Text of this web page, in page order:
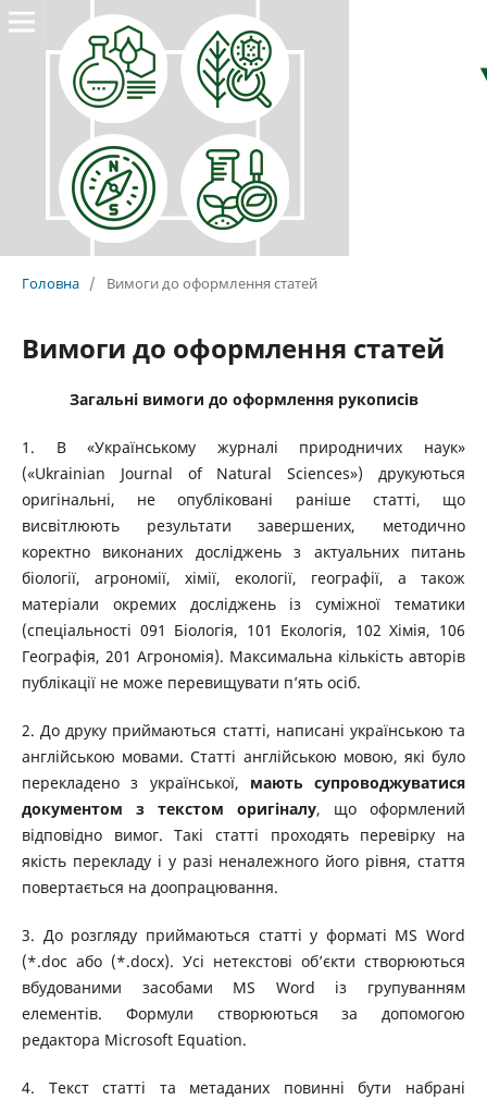
Головна / Вимоги до оформлення статей
Вимоги до оформлення статей
Загальні вимоги до оформлення рукописів
1. В «Українському журналі природничих наук»
(«Ukrainian Journal of Natural Sciences») друкуються
оригінальні, не опубліковані раніше статті, що
висвітлюють результати завершених, методично
коректно виконаних досліджень з актуальних питань
біології, агрономії, хімії, екології, географії, а також
матеріали окремих досліджень із суміжної тематики
(спеціальності 091 Біологія, 101 Екологія, 102 Хімія, 106
Географія, 201 Агрономія). Максимальна кількість авторів
публікації не може перевищувати п’ять осіб.
2. До друку приймаються статті, написані українською та
англійською мовами. Статті англійською мовою, які було
перекладено з української, мають супроводжуватися
документом з текстом оригіналу, що оформлений
відповідно вимог. Такі статті проходять перевірку на
якість перекладу і у разі неналежного його рівня, стаття
повертається на доопрацювання.
3. До розгляду приймаються статті у форматі MS Word
(*.doc або (*.docx). Усі нетекстові об’єкти створюються
вбудованими засобами MS Word із групуванням
елементів. Формули створюються за допомогою
редактора Microsoft Equation.
4. Текст статті та метаданих повинні бути набрані